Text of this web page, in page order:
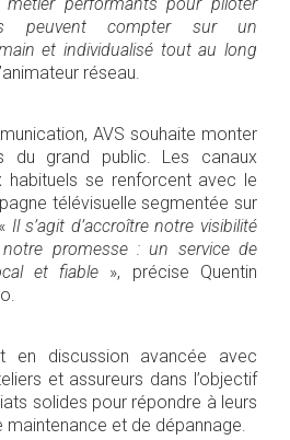
performants pour piloter
peuvent compter sur un
et individualisé tout au long
réseau.
AVS souhaite monter
du grand public. Les canaux
habituels se renforcent avec le
télévisuelle segmentée sur
Il s’agit d’accroître notre visibilité
promesse : un service de
et fiable », précise Quentin
en discussion avancée avec
et assureurs dans l’objectif
solides pour répondre à leurs
maintenance et de dépannage.